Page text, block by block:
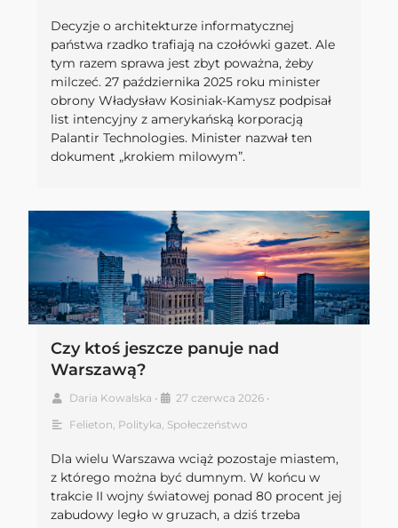
Decyzje o architekturze informatycznej
państwa rzadko trafiają na czołówki gazet. Ale
tym razem sprawa jest zbyt poważna, żeby
milczeć. 27 października 2025 roku minister
obrony Władysław Kosiniak-Kamysz podpisał
list intencyjny z amerykańską korporacją
Palantir Technologies. Minister nazwał ten
dokument „krokiem milowym”.
Czy ktoś jeszcze panuje nad
Warszawą?
Daria Kowalska • 27 czerwca 2026 •
Felieton Polityka Społeczeństwo
Dla wielu Warszawa wciąż pozostaje miastem,
z którego można być dumnym. W końcu w
trakcie II wojny światowej ponad 80 procent jej
zabudowy legło w gruzach, a dziś trzeba